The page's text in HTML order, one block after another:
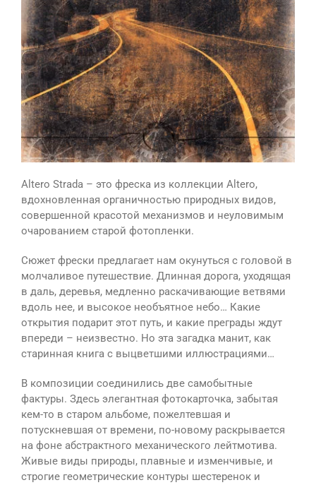
Altero Strada – это фреска из коллекции Altero,
вдохновленная органичностью природных видов,
совершенной красотой механизмов и неуловимым
очарованием старой фотопленки.
Сюжет фрески предлагает нам окунуться с головой в
молчаливое путешествие. Длинная дорога, уходящая
в даль, деревья, медленно раскачивающие ветвями
вдоль нее, и высокое необъятное небо… Какие
открытия подарит этот путь, и какие преграды ждут
впереди – неизвестно. Но эта загадка манит, как
старинная книга с выцветшими иллюстрациями…
В композиции соединились две самобытные
фактуры. Здесь элегантная фотокарточка, забытая
кем-то в старом альбоме, пожелтевшая и
потускневшая от времени, по-новому раскрывается
на фоне абстрактного механического лейтмотива.
Живые виды природы, плавные и изменчивые, и
строгие геометрические контуры шестеренок и